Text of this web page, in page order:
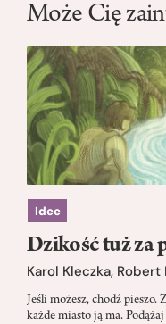
Może Cię
Idee
Dzikość tuż za
Karol Kleczka, Robert
Jeśli możesz, chodź
każde miasto ją ma.